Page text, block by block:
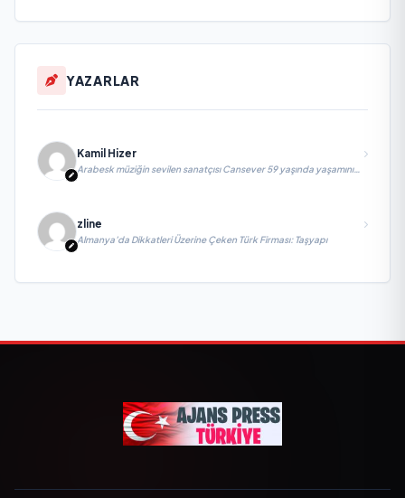
YAZARLAR
Kamil Hizer
Arabesk müziğin sevilen sanatçısı Cansever 59 yaşında yaşamını
zline
Almanya’da Dikkatleri Üzerine Çeken Türk Firması: Taşyapı